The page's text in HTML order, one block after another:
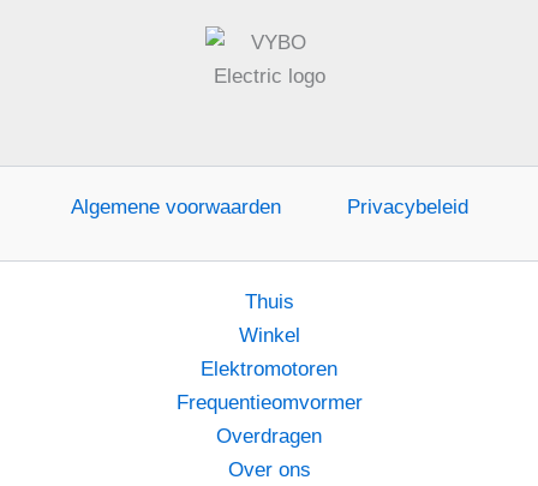
Algemene voorwaarden Privacybeleid
Thuis
Winkel
Elektromotoren
Frequentieomvormer
Overdragen
Over ons